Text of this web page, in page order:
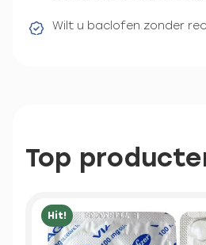
Wilt u baclofen zonder
Top
Hit!